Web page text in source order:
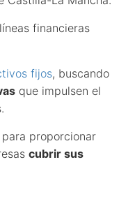
financieras
fijos, buscando
que impulsen el
proporcionar
cubrir sus